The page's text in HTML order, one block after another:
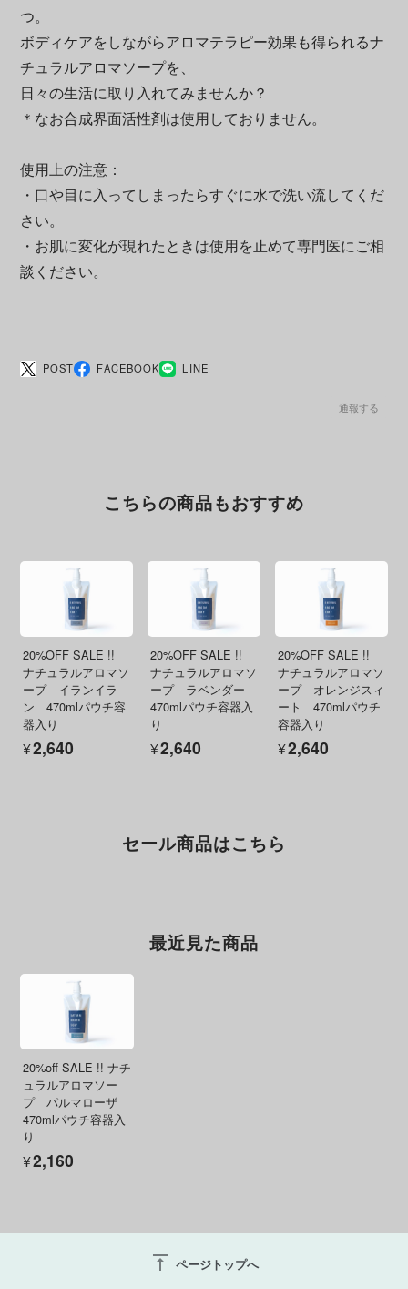
つ。
ボディケアをしながらアロマテラピー効果も得られるナ
チュラルアロマソープを、
日々の生活に取り入れてみませんか？
＊なお合成界面活性剤は使用しておりません。
使用上の注意：
・口や目に入ってしまったらすぐに水で洗い流してくだ
さい。
・お肌に変化が現れたときは使用を止めて専門医にご相
談ください。
POST FACEBOOK LINE
通報する
こちらの商品もおすすめ
20%OFF SALE !!
ナチュラルアロマソ
ープ イランイラ
ン 470mlパウチ容
器入り
¥2,640
20%OFF SALE !!
ナチュラルアロマソ
ープ ラベンダー
470mlパウチ容器入
り
¥2,640
20%OFF SALE !!
ナチュラルアロマソ
ープ オレンジスィ
ート 470mlパウチ
容器入り
¥2,640
セール商品はこちら
最近見た商品
20%off SALE !! ナチ
ュラルアロマソー
プ パルマローザ
470mlパウチ容器入
り
¥2,160
vertical_align_top ページトップへ